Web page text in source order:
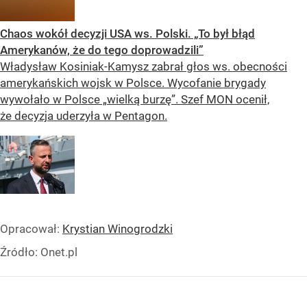
Chaos wokół decyzji USA ws. Polski. „To był błąd
Amerykanów, że do tego doprowadzili”
Władysław Kosiniak-Kamysz zabrał głos ws. obecności
amerykańskich wojsk w Polsce. Wycofanie brygady
wywołało w Polsce „wielką burzę”. Szef MON ocenił,
że decyzja uderzyła w Pentagon.
Opracował: Krystian Winogrodzki
Źródło: Onet.pl